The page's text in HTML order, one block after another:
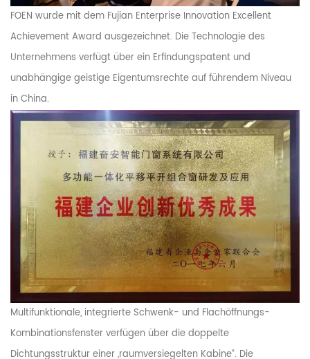
FOEN wurde mit dem Fujian Enterprise Innovation Excellent
Achievement Award ausgezeichnet. Die Technologie des
Unternehmens verfügt über ein Erfindungspatent und
unabhängige geistige Eigentumsrechte auf führendem Niveau
in China.
Multifunktionale, integrierte Schwenk- und Flachöffnungs-
Kombinationsfenster verfügen über die doppelte
Dichtungsstruktur einer „raumversiegelten Kabine“. Die